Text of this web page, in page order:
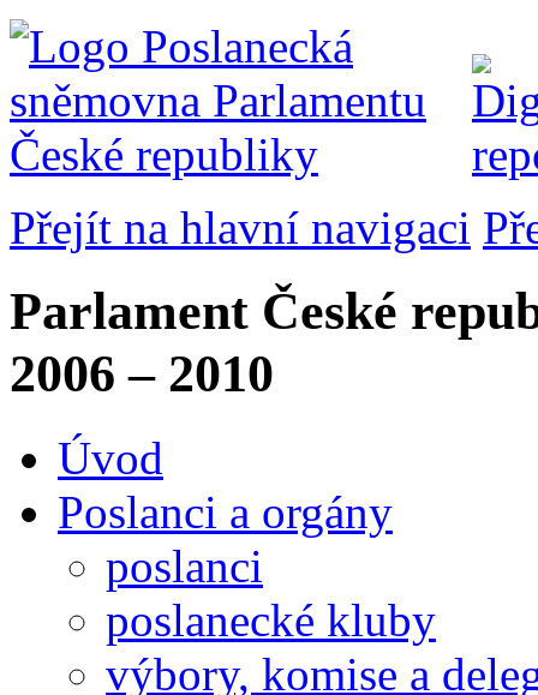
Přejít na hlavní navigaci
Parlament České
2006 – 2010
Úvod
Poslanci a orgány
poslanci
poslanecké kluby
výbory, komise a